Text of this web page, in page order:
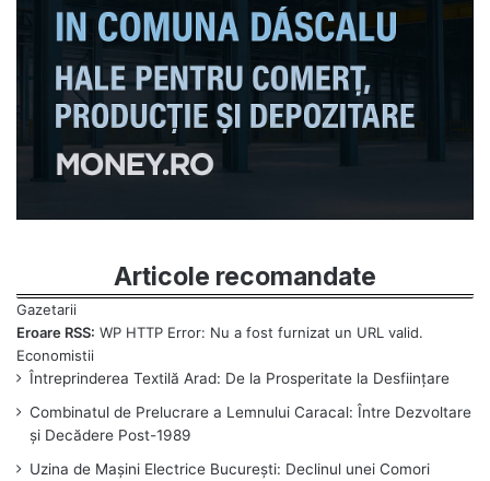
Articole recomandate
Eroare RSS: WP HTTP Error: Nu a fost furnizat un URL valid.
Întreprinderea Textilă Arad: De la Prosperitate la Desființare
Combinatul de Prelucrare a Lemnului Caracal: Între Dezvoltare
și Decădere Post-1989
Uzina de Mașini Electrice București: Declinul unei Comori